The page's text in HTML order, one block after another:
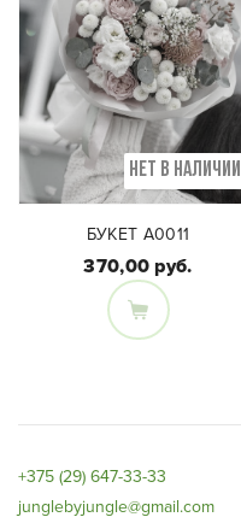
НЕТ В НАЛИЧИИ
Состав букета:
Шиповник, Эвкалипт
БУКЕТ А0011
370,00 руб.
+375 (29) 647-33-33
junglebyjungle@gmail.com